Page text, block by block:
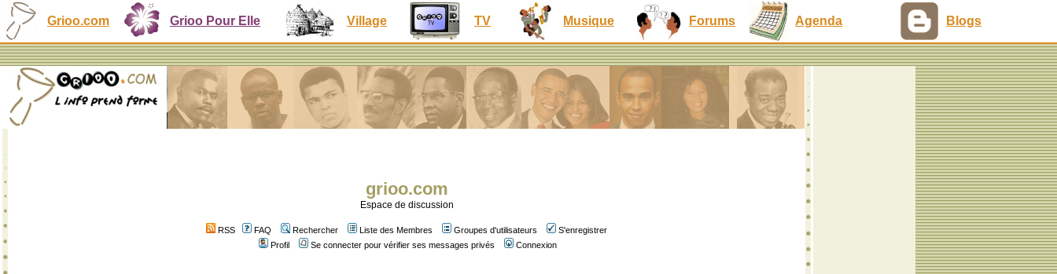
Grioo.com Grioo Pour Elle Village TV Musique Forums Agenda Blogs
grioo.com
Espace de discussion
RSS FAQ Rechercher Liste des Membres Groupes d'utilisateurs
S'enregistrer
Profil
Se connecter pour vérifier ses messages privés Connexion